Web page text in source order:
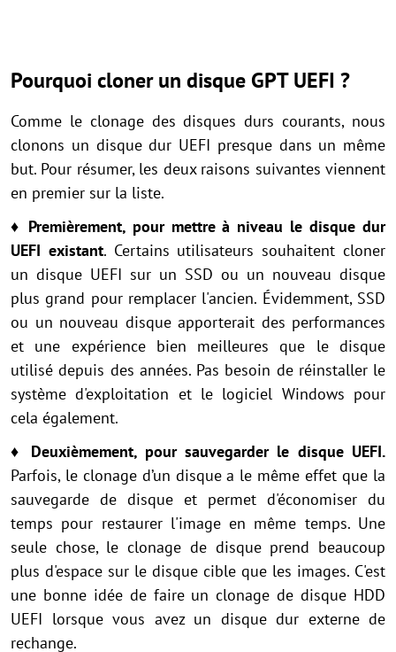
Pourquoi cloner un disque GPT UEFI ?
Comme le clonage des disques durs courants, nous
clonons un disque dur UEFI presque dans un même
but. Pour résumer, les deux raisons suivantes viennent
en premier sur la liste.
♦ Premièrement, pour mettre à niveau le disque dur
UEFI existant. Certains utilisateurs souhaitent cloner
un disque UEFI sur un SSD ou un nouveau disque
plus grand pour remplacer l'ancien. Évidemment, SSD
ou un nouveau disque apporterait des performances
et une expérience bien meilleures que le disque
utilisé depuis des années. Pas besoin de réinstaller le
système d'exploitation et le logiciel Windows pour
cela également.
♦ Deuxièmement, pour sauvegarder le disque UEFI.
Parfois, le clonage d’un disque a le même effet que la
sauvegarde de disque et permet d'économiser du
temps pour restaurer l'image en même temps. Une
seule chose, le clonage de disque prend beaucoup
plus d'espace sur le disque cible que les images. C'est
une bonne idée de faire un clonage de disque HDD
UEFI lorsque vous avez un disque dur externe de
rechange.